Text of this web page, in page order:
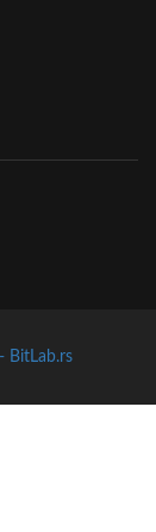
BitLab.rs